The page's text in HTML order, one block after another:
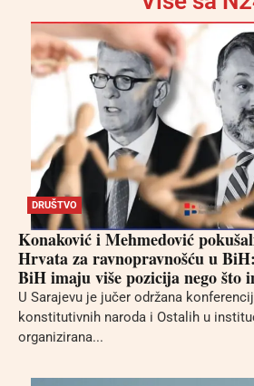
DRUŠTVO
Konaković i Mehmedović
Hrvata za ravnopravnošću u
BiH imaju više pozicija nego što
U Sarajevu je jučer održana
konstitutivnih naroda i Ostalih u
organizirana...